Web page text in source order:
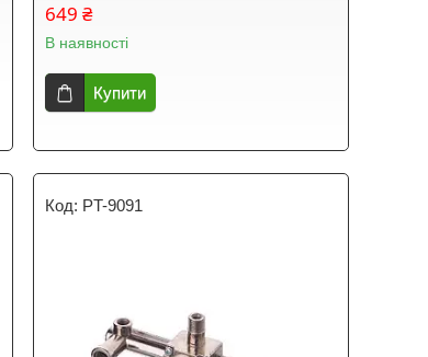
649 ₴
В наявності
Купити
PT-9091